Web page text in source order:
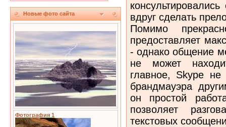
Новые фото сайта
Фотография 1
вдруг сделать
Помимо
предоставляет
- однако общение
не может
главное, Skype не
брандмауэра
он простой
позволяет
текстовых